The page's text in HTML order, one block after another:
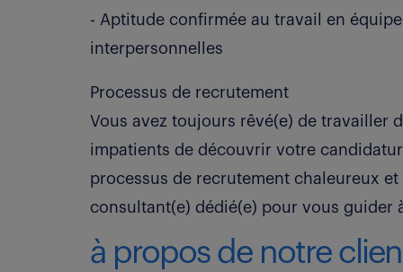
- Aptitude confirmée au travail en
interpersonnelles
Processus de recrutement
Vous avez toujours rêvé(e) de travailler
impatients de découvrir votre
processus de recrutement chaleureux
consultant(e) dédié(e) pour vous guider
à propos de notre